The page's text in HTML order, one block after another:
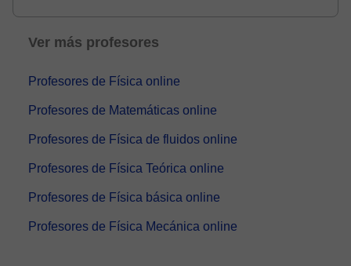
Ver más profesores
Profesores de Física online
Profesores de Matemáticas online
Profesores de Física de fluidos online
Profesores de Física Teórica online
Profesores de Física básica online
Profesores de Física Mecánica online